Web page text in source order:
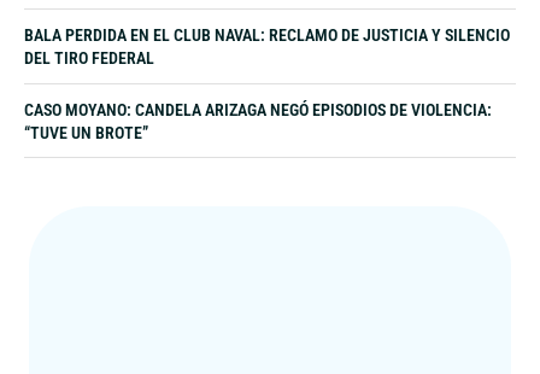
BALA PERDIDA EN EL CLUB NAVAL: RECLAMO DE JUSTICIA Y SILENCIO
DEL TIRO FEDERAL
CASO MOYANO: CANDELA ARIZAGA NEGÓ EPISODIOS DE VIOLENCIA:
“TUVE UN BROTE”